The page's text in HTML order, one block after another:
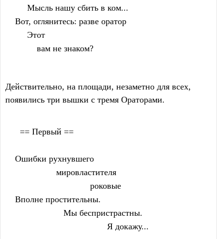
         Мысль нашу сбить в ком...
    Вот, оглянитесь: разве оратор
         Этот
             вам не знаком?
Действительно, на площади, незаметно для всех,
появились три вышки с тремя Ораторами.
      == Первый ==
    Ошибки рухнувшего
                     мировластителя
                                   роковые
    Вполне простительны.
                        Мы беспристрастны.
                                          Я докажу...